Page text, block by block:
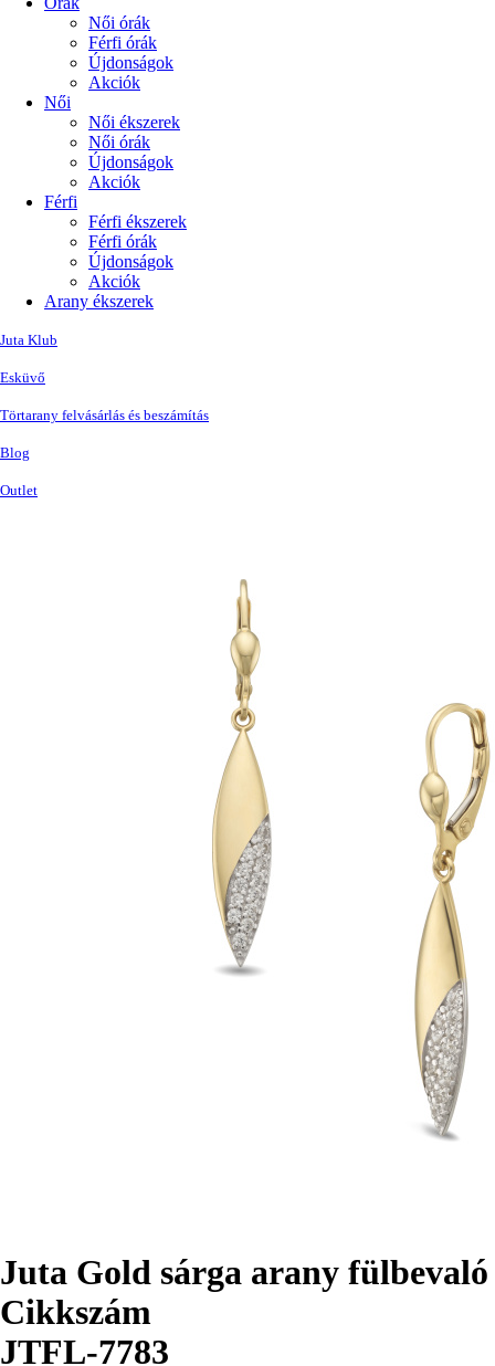
Női órák
Férfi órák
Újdonságok
Akciók
Női
Női ékszerek
Női órák
Újdonságok
Akciók
Férfi
Férfi ékszerek
Férfi órák
Újdonságok
Akciók
Arany ékszerek
Juta Klub
Esküvő
Törtarany felvásárlás és beszámítás
Blog
Outlet
Juta Gold sárga arany fülbevaló
Cikkszám
JTFL-7783